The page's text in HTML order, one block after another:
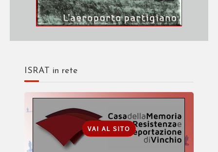
ISRAT in rete
VAI AL SITO